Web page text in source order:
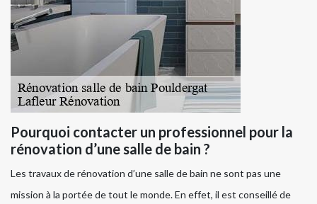
Pourquoi contacter un professionnel pour la
rénovation d’une salle de bain ?
Les travaux de rénovation d’une salle de bain ne sont pas une
mission à la portée de tout le monde. En effet, il est conseillé de